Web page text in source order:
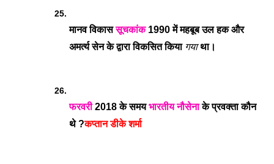
मानव विकास सूचकांक 1990 में महबूब उल हक और
अमर्त्य सेन के द्वारा विकसित किया गया था।
फरवरी 2018 के समय भारतीय नौसेना के प्रवक्ता कौन
थे ?कप्तान डीके शर्मा